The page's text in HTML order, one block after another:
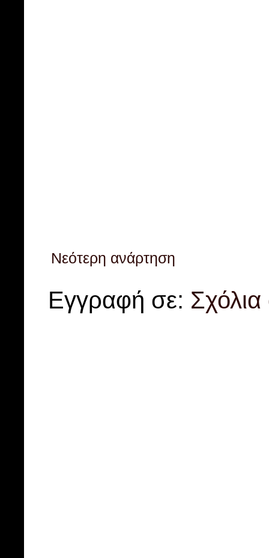
Νεότερη ανάρτηση
Εγγραφή σε: